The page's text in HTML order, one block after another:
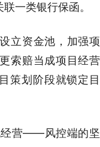
一类银行保函。
立资金池，加强项
索赔当成项目经营
策划阶段就锁定目
经营——风控端的坚